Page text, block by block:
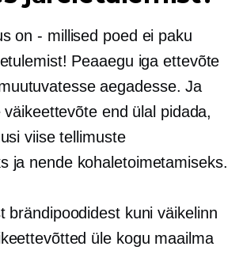
on- millised poed ei paku
Peaaegu iga ettevõte
aegadesse. Ja
end ülal pidada,
viise tellimuste
ja nende kohaletoimetamiseks.
brändipoodidest kuniväikelinn
üle kogu maailma